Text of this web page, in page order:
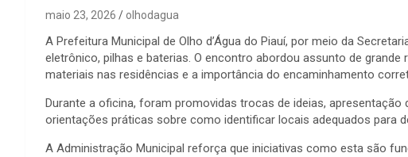
maio 23, 2026 olhodagua
A Prefeitura Municipal de Olho d’Água do Piauí, por meio da
eletrônico, pilhas e baterias. O encontro abordou assunto de
materiais nas residências e a importância do encaminhamento
Durante a oficina, foram promovidas trocas de ideias,
orientações práticas sobre como identificar locais adequados para
A Administração Municipal reforça que iniciativas como esta são